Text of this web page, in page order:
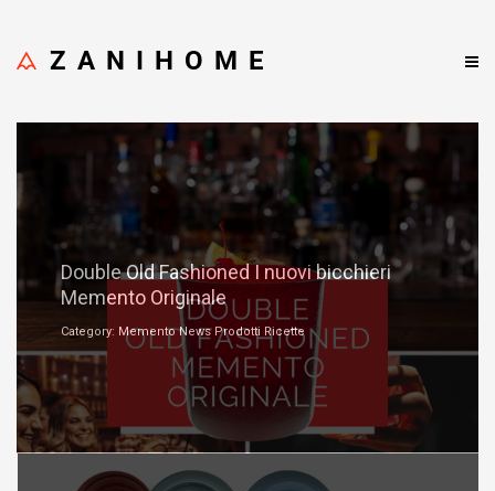
ZANIHOME
Settembre 8, 2024
Double Old Fashioned I nuovi bicchieri
Memento Originale
Category: Memento News Prodotti Ricette